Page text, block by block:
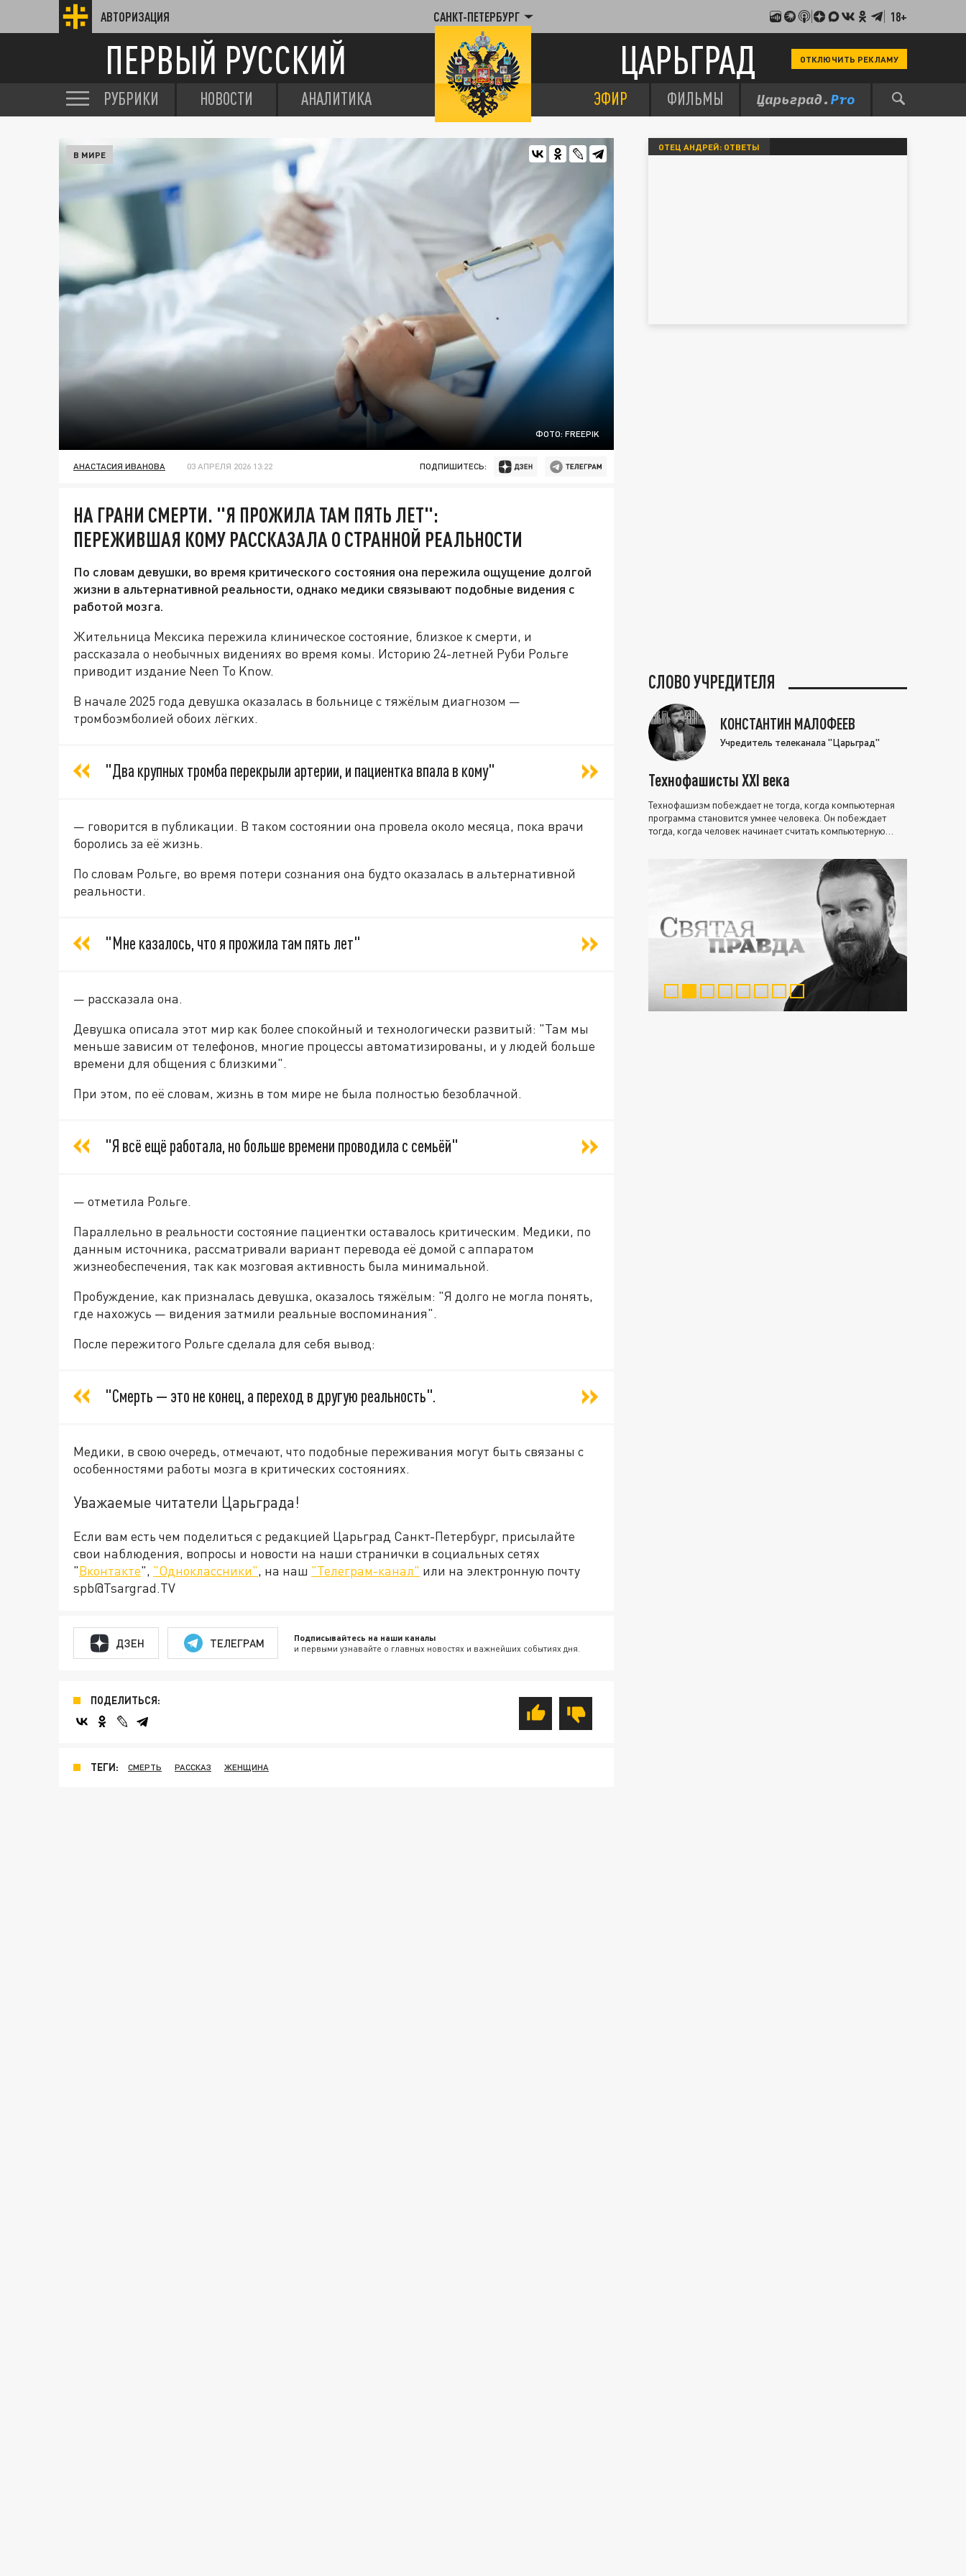
АВТОРИЗАЦИЯ САНКТ-ПЕТЕРБУРГ 18+
ПЕРВЫЙ РУССКИЙ ЦАРЬГРАД ОТКЛЮЧИТЬ РЕКЛАМУ
РУБРИКИ НОВОСТИ АНАЛИТИКА ЭФИР ФИЛЬМЫ
ФОТО: FREEPIK
В МИРЕ
АНАСТАСИЯ ИВАНОВА 03 АПРЕЛЯ 2026 13:22 ПОДПИШИТЕСЬ:
НА ГРАНИ СМЕРТИ. "Я ПРОЖИЛА ТАМ ПЯТЬ ЛЕТ":
ПЕРЕЖИВШАЯ КОМУ РАССКАЗАЛА О СТРАННОЙ РЕАЛЬНОСТИ
По словам девушки, во время критического состояния она пережила ощущение долгой
жизни в альтернативной реальности, однако медики связывают подобные видения с
работой мозга.
Жительница Мексика пережила клиническое состояние, близкое к смерти, и
рассказала о необычных видениях во время комы. Историю 24-летней Руби Рольге
приводит издание Neen To Know.
В начале 2025 года девушка оказалась в больнице с тяжёлым диагнозом —
тромбоэмболией обоих лёгких.
"Два крупных тромба перекрыли артерии, и пациентка впала в кому"
— говорится в публикации. В таком состоянии она провела около месяца, пока врачи
боролись за её жизнь.
По словам Рольге, во время потери сознания она будто оказалась в альтернативной
реальности.
"Мне казалось, что я прожила там пять лет"
— рассказала она.
Девушка описала этот мир как более спокойный и технологически развитый: "Там мы
меньше зависим от телефонов, многие процессы автоматизированы, и у людей больше
времени для общения с близкими".
При этом, по её словам, жизнь в том мире не была полностью безоблачной.
"Я всё ещё работала, но больше времени проводила с семьёй"
— отметила Рольге.
Параллельно в реальности состояние пациентки оставалось критическим. Медики, по
данным источника, рассматривали вариант перевода её домой с аппаратом
жизнеобеспечения, так как мозговая активность была минимальной.
Пробуждение, как призналась девушка, оказалось тяжёлым: "Я долго не могла понять,
где нахожусь — видения затмили реальные воспоминания".
После пережитого Рольге сделала для себя вывод:
"Смерть — это не конец, а переход в другую реальность".
Медики, в свою очередь, отмечают, что подобные переживания могут быть связаны с
особенностями работы мозга в критических состояниях.
Уважаемые читатели Царьграда!
Если вам есть чем поделиться с редакцией Царьград Санкт-Петербург, присылайте
свои наблюдения, вопросы и новости на наши странички в социальных сетях
"Вконтакте", "Одноклассники", на наш "Телеграм-канал" или на электронную почту
spb@Tsargrad.TV
ДЗЕН ТЕЛЕГРАМ Подписывайтесь на наши каналы
и первыми узнавайте о главных новостях и важнейших событиях дня.
ПОДЕЛИТЬСЯ:
ТЕГИ: СМЕРТЬ РАССКАЗ ЖЕНЩИНА
ОТЕЦ АНДРЕЙ: ОТВЕТЫ
СЛОВО УЧРЕДИТЕЛЯ
КОНСТАНТИН МАЛОФЕЕВ
Учредитель телеканала "Царьград"
Технофашисты XXI века
Технофашизм побеждает не тогда, когда компьютерная
программа становится умнее человека. Он побеждает
тогда, когда человек начинает считать компьютерную